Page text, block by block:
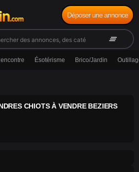
clear_all
Déposer une annonce
Ésotérisme Brico/Jardin
CHIOTS À VENDRE BEZIERS